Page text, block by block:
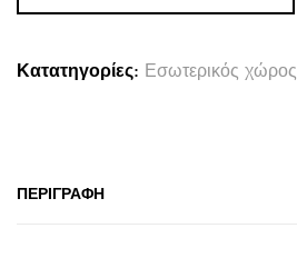
ΑΠΟ
ΜΑΣΙΦ
quantity
Κατατηγορίες: Εσωτερικός χώρος
ΠΕΡΙΓΡΑΦΉ